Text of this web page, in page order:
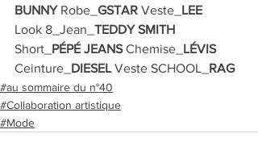
BUNNY Robe_ GSTAR Veste_ LEE
Look 8_Jean_ TEDDY SMITH
Short_ PÉPÉ JEANS Chemise_ LÉVIS
Ceinture_ DIESEL Veste SCHOOL_ RAG
#au sommaire du n°40
#Collaboration artistique
#Mode